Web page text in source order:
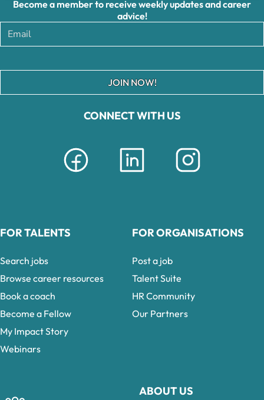
CONNECT WITH US
ABOUT US
Become a member to receive weekly updates and career
advice!
JOIN NOW!
FOR TALENTS
Search jobs
Browse career resources
Book a coach
Become a Fellow
My Impact Story
Webinars
FOR ORGANISATIONS
Post a job
Talent Suite
HR Community
Our Partners